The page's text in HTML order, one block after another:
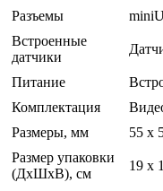
Разъемы
Встроенные
датчики
Питание
Комплектация
Размеры, мм
55 х
Размер упаковки
(ДхШхВ), см
19 x